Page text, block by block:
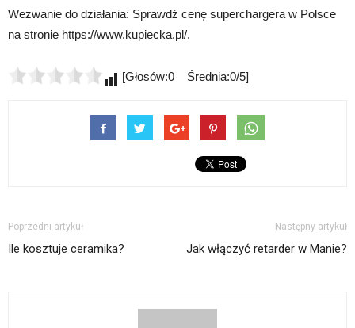
Wezwanie do działania: Sprawdź cenę superchargera w Polsce
na stronie https://www.kupiecka.pl/.
[Głosów:0 Średnia:0/5]
Poprzedni artykuł
Ile kosztuje ceramika?
Następny artykuł
Jak włączyć retarder w Manie?